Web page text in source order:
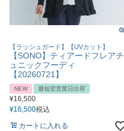
【ラッシュガード】【UVカット】
【SONO】ティアードフレアチ
ュニックフーディ
【20260721】
NEW 最短翌営業日出荷
¥16,500
¥16,500税込
カートに入れる